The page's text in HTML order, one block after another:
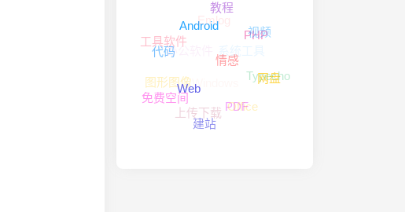
工具软件
代码
Android
教程
Emlog
办公软件
图形图像
免费空间
Web
情感
PHP
视频
Windows
上传下载
建站
PDF
网盘
Typecho
Office